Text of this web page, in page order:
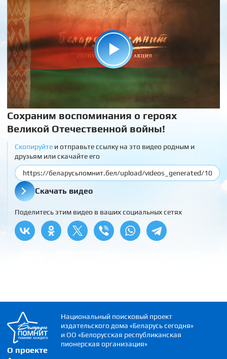
Сохраним воспоминания о героях
Великой Отечественной войны!
Скопируйтеи отправьте ссылку на это видео родным и
друзьям или скачайте его
Скачать видео
Поделитесь этим видео в ваших социальных сетях
О проекте
Национальный поисковый проект
издательского дома «Беларусь сегодня»
и ОО «Белорусская республиканская
пионерская организация»